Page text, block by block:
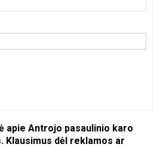
apie Antrojo pasaulinio karo
dėl reklamos ar